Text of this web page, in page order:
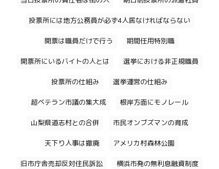
投票所には地方公務員が必ず4人居なければならない
開票は職員だけで行う 期間任用特別職
開票所にいるバイトの人とは 選挙における非正規職員
投票所の仕組み 選挙運営の仕組み
超ベテラン市議の集大成 根岸方面にモノレール
山梨県道志村との合併 市民オンブズマンの育成
天下り人事は撤廃 アメリカ村森林公園
旧市庁舎売却反対住民訴訟 横浜市発の無利息融資制度